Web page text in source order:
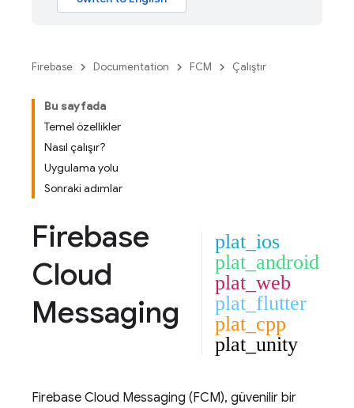
Firebase Documentation FCM Çalıştır
Bu sayfada
Temel özellikler
Nasıl çalışır?
Uygulama yolu
Sonraki adımlar
Firebase
Cloud
Messaging
plat_ios
plat_android
plat_web
plat_flutter
plat_cpp
plat_unity
Firebase Cloud Messaging (FCM), güvenilir bir